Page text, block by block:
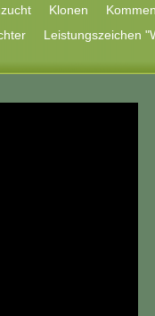
Klonen
Leistungszeichen